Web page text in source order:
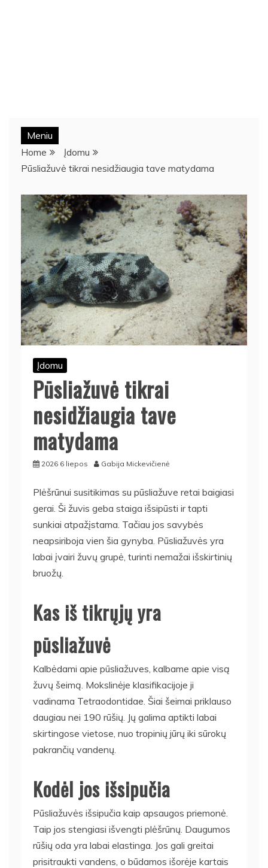
Meniu
Home
Įdomu
Pūsliažuvė tikrai nesidžiaugia tave matydama
Įdomu
Pūsliažuvė tikrai
nesidžiaugia tave
matydama
2026 6 liepos Gabija Mickevičienė
Plėšrūnui susitikimas su pūsliažuve retai baigiasi
gerai. Ši žuvis geba staiga išsipūsti ir tapti
sunkiai atpažįstama. Tačiau jos savybės
neapsiriboja vien šia gynyba. Pūsliažuvės yra
labai įvairi žuvų grupė, turinti nemažai išskirtinių
bruožų.
Kas iš tikrųjų yra
pūsliažuvė
Kalbėdami apie pūsliažuves, kalbame apie visą
žuvų šeimą. Mokslinėje klasifikacijoje ji
vadinama Tetraodontidae. Šiai šeimai priklauso
daugiau nei 190 rūšių. Jų galima aptikti labai
skirtingose vietose, nuo tropinių jūrų iki sūrokų
pakrančių vandenų.
Kodėl jos išsipučia
Pūsliažuvės išsipučia kaip apsaugos priemonė.
Taip jos stengiasi išvengti plėšrūnų. Daugumos
rūšių oda yra labai elastinga. Jos gali greitai
prisitraukti vandens, o būdamos išorėje kartais